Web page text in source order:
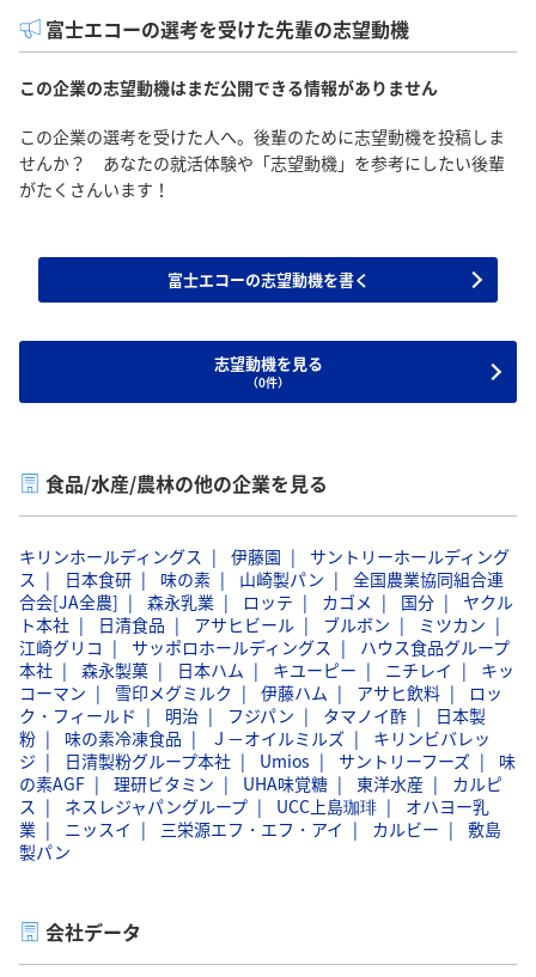
富士エコーの選考を受けた先輩の志望動機
この企業の志望動機はまだ公開できる情報がありません
この企業の選考を受けた人へ。後輩のために志望動機を投稿しま
せんか？ あなたの就活体験や「志望動機」を参考にしたい後輩
がたくさんいます！
富士エコーの志望動機を書く
志望動機を見る
（0件）
食品/水産/農林の他の企業を見る
キリンホールディングス 伊藤園
サントリーホールディング
ス
日本食研 味の素 山崎製パン
全国農業協同組合連
合会[JA全農]
森永乳業 ロッテ カゴメ 国分
ヤクル
ト本社
日清食品 アサヒビール ブルボン
ミツカン
江崎グリコ
サッポロホールディングス
ハウス食品グループ
本社
森永製菓 日本ハム キユーピー ニチレイ
キッ
コーマン
雪印メグミルク 伊藤ハム アサヒ飲料
ロッ
ク・フィールド
明治 フジパン タマノイ酢
日本製
粉
味の素冷凍食品 Ｊ－オイルミルズ
キリンビバレッ
ジ
日清製粉グループ本社 Umios サントリーフーズ
味
の素AGF
理研ビタミン UHA味覚糖 東洋水産
カルピ
ス
ネスレジャパングループ UCC上島珈琲
オハヨー乳
業
ニッスイ 三栄源エフ・エフ・アイ カルビー
敷島
製パン
会社データ